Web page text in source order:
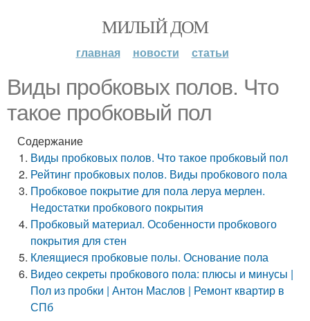
МИЛЫЙ ДОМ
главная новости статьи
Виды пробковых полов. Что
такое пробковый пол
Содержание
Виды пробковых полов. Что такое пробковый пол
Рейтинг пробковых полов. Виды пробкового пола
Пробковое покрытие для пола леруа мерлен.
Недостатки пробкового покрытия
Пробковый материал. Особенности пробкового
покрытия для стен
Клеящиеся пробковые полы. Основание пола
Видео секреты пробкового пола: плюсы и минусы |
Пол из пробки | Антон Маслов | Ремонт квартир в
СПб